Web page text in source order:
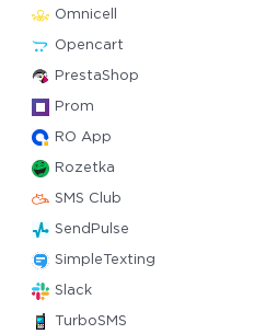
Omnicell
Opencart
PrestaShop
Prom
RO App
Rozetka
SMS Club
SendPulse
SimpleTexting
Slack
TurboSMS